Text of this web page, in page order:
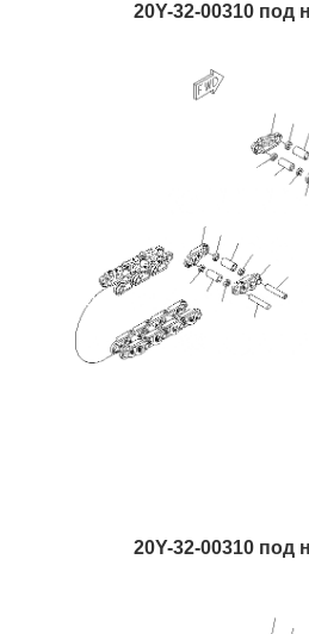
20Y-32-00310 под
20Y-32-00310 под